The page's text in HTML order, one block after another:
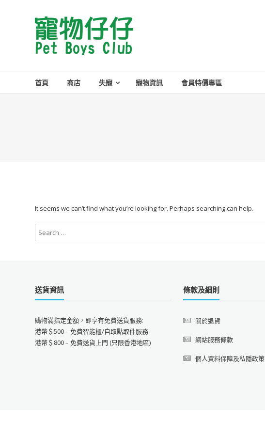
Pet
Boys
Club
首頁 商店 失寵 寵物資訊 會員特價專區
It seems we can’t find what you’re looking for. Perhaps searching can help.
送貨資訊
購物滿指定金額，即享有免費送貨服務:
港幣＄500 – 免費智能櫃/自取點取件服務
港幣＄800 – 免費送貨上門 (只限香港地區)
條款及細則
關於退貨
網站服務條款
個人資料保障及私隱政策